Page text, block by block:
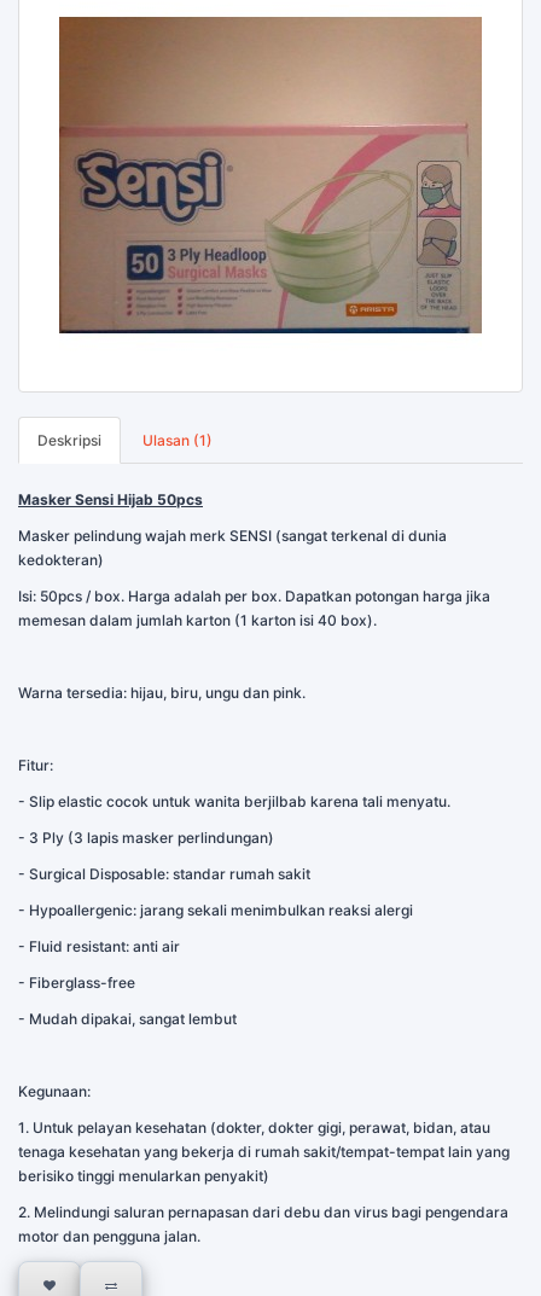
Deskripsi Ulasan (1)
Masker Sensi Hijab 50pcs
Masker pelindung wajah merk SENSI (sangat terkenal di dunia
kedokteran)
Isi: 50pcs / box. Harga adalah per box. Dapatkan potongan harga jika
memesan dalam jumlah karton (1 karton isi 40 box).
Warna tersedia: hijau, biru, ungu dan pink.
Fitur:
- Slip elastic cocok untuk wanita berjilbab karena tali menyatu.
- 3 Ply (3 lapis masker perlindungan)
- Surgical Disposable: standar rumah sakit
- Hypoallergenic: jarang sekali menimbulkan reaksi alergi
- Fluid resistant: anti air
- Fiberglass-free
- Mudah dipakai, sangat lembut
Kegunaan:
1. Untuk pelayan kesehatan (dokter, dokter gigi, perawat, bidan, atau
tenaga kesehatan yang bekerja di rumah sakit/tempat-tempat lain yang
berisiko tinggi menularkan penyakit)
2. Melindungi saluran pernapasan dari debu dan virus bagi pengendara
motor dan pengguna jalan.